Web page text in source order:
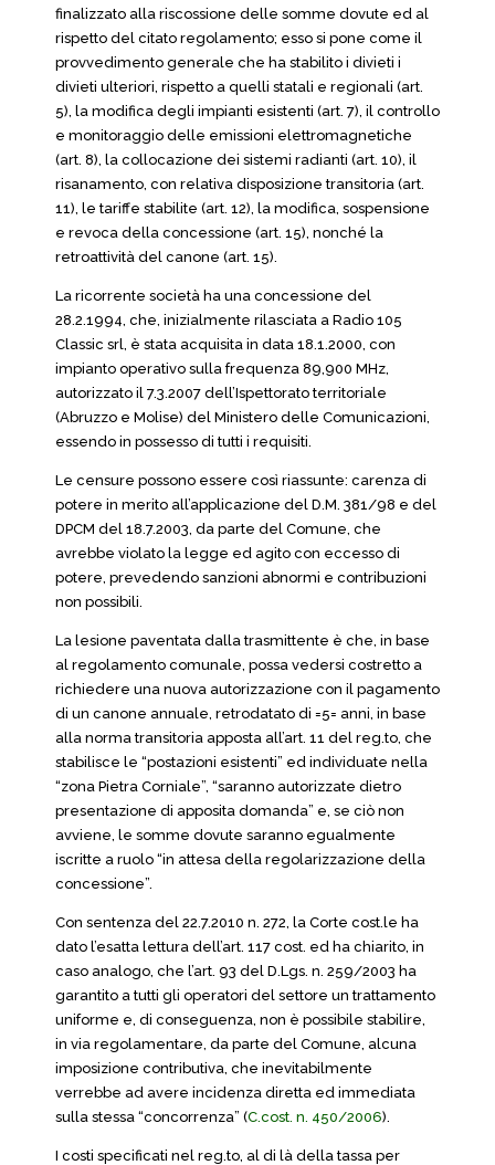
finalizzato alla riscossione delle somme dovute ed al
rispetto del citato regolamento; esso si pone come il
provvedimento generale che ha stabilito i divieti i
divieti ulteriori, rispetto a quelli statali e regionali (art.
5), la modifica degli impianti esistenti (art. 7), il controllo
e monitoraggio delle emissioni elettromagnetiche
(art. 8), la collocazione dei sistemi radianti (art. 10), il
risanamento, con relativa disposizione transitoria (art.
11), le tariffe stabilite (art. 12), la modifica, sospensione
e revoca della concessione (art. 15), nonché la
retroattività del canone (art. 15).
La ricorrente società ha una concessione del
28.2.1994, che, inizialmente rilasciata a Radio 105
Classic srl, è stata acquisita in data 18.1.2000, con
impianto operativo sulla frequenza 89,900 MHz,
autorizzato il 7.3.2007 dell’Ispettorato territoriale
(Abruzzo e Molise) del Ministero delle Comunicazioni,
essendo in possesso di tutti i requisiti.
Le censure possono essere così riassunte: carenza di
potere in merito all’applicazione del D.M. 381/98 e del
DPCM del 18.7.2003, da parte del Comune, che
avrebbe violato la legge ed agito con eccesso di
potere, prevedendo sanzioni abnormi e contribuzioni
non possibili.
La lesione paventata dalla trasmittente è che, in base
al regolamento comunale, possa vedersi costretto a
richiedere una nuova autorizzazione con il pagamento
di un canone annuale, retrodatato di =5= anni, in base
alla norma transitoria apposta all’art. 11 del reg.to, che
stabilisce le “postazioni esistenti” ed individuate nella
“zona Pietra Corniale”, “saranno autorizzate dietro
presentazione di apposita domanda” e, se ciò non
avviene, le somme dovute saranno egualmente
iscritte a ruolo “in attesa della regolarizzazione della
concessione”.
Con sentenza del 22.7.2010 n. 272, la Corte cost.le ha
dato l’esatta lettura dell’art. 117 cost. ed ha chiarito, in
caso analogo, che l’art. 93 del D.Lgs. n. 259/2003 ha
garantito a tutti gli operatori del settore un trattamento
uniforme e, di conseguenza, non è possibile stabilire,
in via regolamentare, da parte del Comune, alcuna
imposizione contributiva, che inevitabilmente
verrebbe ad avere incidenza diretta ed immediata
sulla stessa “concorrenza” (C.cost. n. 450/2006).
I costi specificati nel reg.to, al di là della tassa per